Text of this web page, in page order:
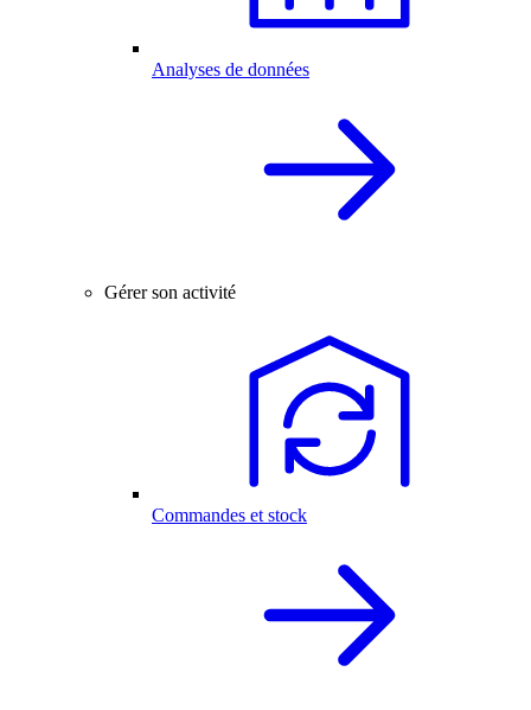
Analyses de données
Gérer son activité
Commandes et stock